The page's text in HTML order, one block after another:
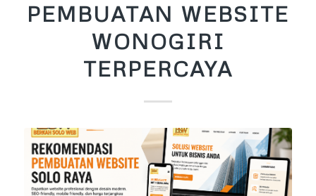
PEMBUATAN WEBSITE
WONOGIRI
TERPERCAYA